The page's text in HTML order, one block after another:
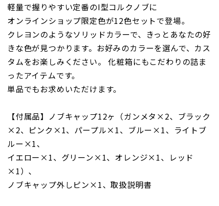
軽量で握りやすい定番のI型コルクノブに
オンラインショップ限定色が12色セットで登場。
クレヨンのようなソリッドカラーで、きっとあなたの好
きな色が見つかります。お好みのカラーを選んで、カス
タムをお楽しみください。 化粧箱にもこだわりの詰ま
ったアイテムです。
単品でもお求めいただけます。
【付属品】ノブキャップ12ヶ（ガンメタ×2、ブラック
×2、ピンク×1、パープル×1、ブルー×1、ライトブ
ルー×1、
イエロー×1、グリーン×1、オレンジ×1、レッド
×1）、
ノブキャップ外しピン×1、取扱説明書